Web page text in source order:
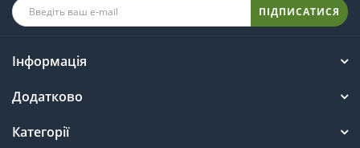
ПІДПИСАТИСЯ
Інформація
Додатково
Категорії